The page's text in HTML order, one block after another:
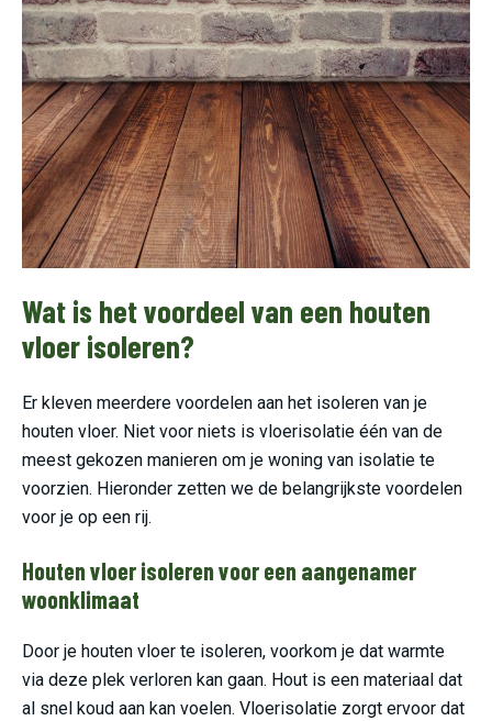
Wat is het voordeel van een houten
vloer isoleren?
Er kleven meerdere voordelen aan het isoleren van je
houten vloer. Niet voor niets is vloerisolatie één van de
meest gekozen manieren om je woning van isolatie te
voorzien. Hieronder zetten we de belangrijkste voordelen
voor je op een rij.
Houten vloer isoleren voor een aangenamer
woonklimaat
Door je houten vloer te isoleren, voorkom je dat warmte
via deze plek verloren kan gaan. Hout is een materiaal dat
al snel koud aan kan voelen. Vloerisolatie zorgt ervoor dat